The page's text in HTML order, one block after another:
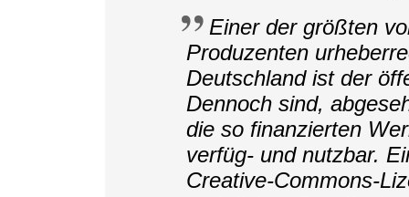
Einer der größten
Produzenten
Deutschland ist der
Dennoch sind,
die so finanzierten
verfüg- und nutzbar.
Creative-Commons-